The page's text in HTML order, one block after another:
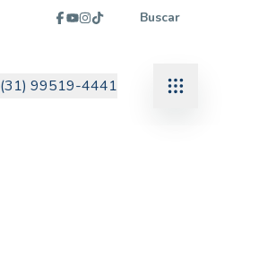
Buscar
(31) 99519-4441